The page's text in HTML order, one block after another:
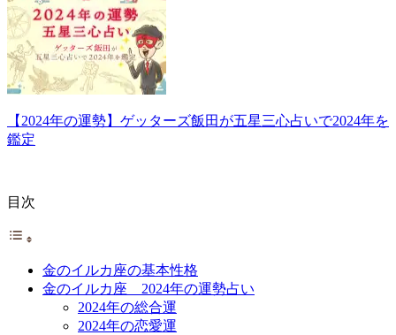
【2024年の運勢】ゲッターズ飯田が五星三心占いで2024年を
鑑定
目次
金のイルカ座の基本性格
金のイルカ座 2024年の運勢占い
2024年の総合運
2024年の恋愛運